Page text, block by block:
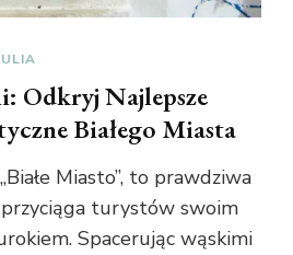
Odkryj Najlepsze
Białego Miasta
Miasto”, to prawdziwa
turystów swoim
Spacerując wąskimi